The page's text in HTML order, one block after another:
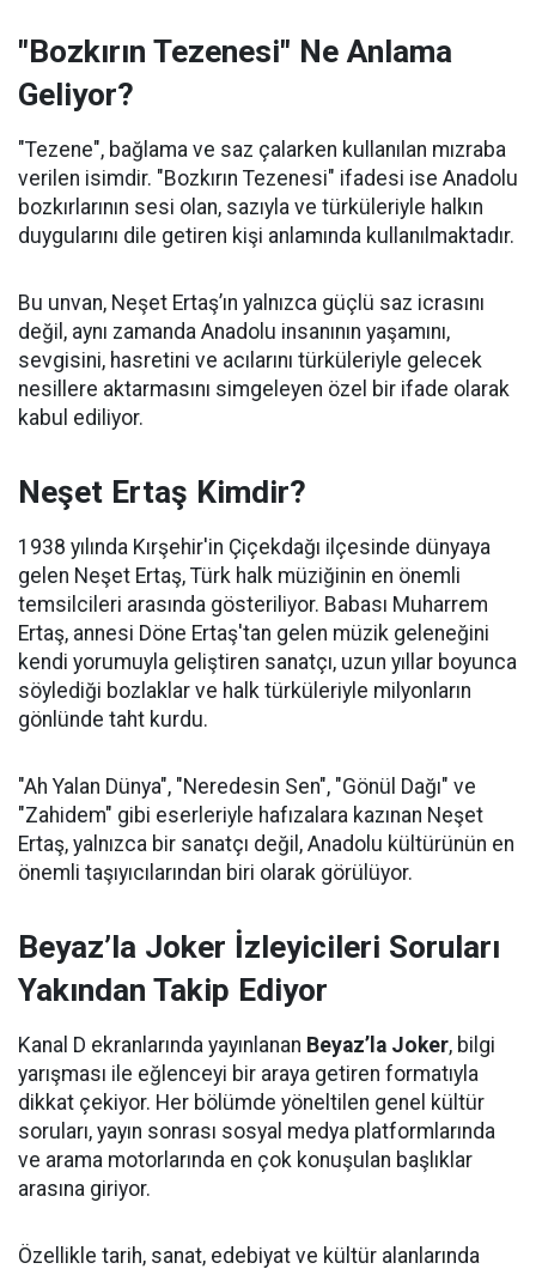
"Bozkırın Tezenesi" Ne Anlama
Geliyor?
"Tezene", bağlama ve saz çalarken kullanılan mızraba
verilen isimdir. "Bozkırın Tezenesi" ifadesi ise Anadolu
bozkırlarının sesi olan, sazıyla ve türküleriyle halkın
duygularını dile getiren kişi anlamında kullanılmaktadır.
Bu unvan, Neşet Ertaş’ın yalnızca güçlü saz icrasını
değil, aynı zamanda Anadolu insanının yaşamını,
sevgisini, hasretini ve acılarını türküleriyle gelecek
nesillere aktarmasını simgeleyen özel bir ifade olarak
kabul ediliyor.
Neşet Ertaş Kimdir?
1938 yılında Kırşehir'in Çiçekdağı ilçesinde dünyaya
gelen Neşet Ertaş, Türk halk müziğinin en önemli
temsilcileri arasında gösteriliyor. Babası Muharrem
Ertaş, annesi Döne Ertaş'tan gelen müzik geleneğini
kendi yorumuyla geliştiren sanatçı, uzun yıllar boyunca
söylediği bozlaklar ve halk türküleriyle milyonların
gönlünde taht kurdu.
"Ah Yalan Dünya", "Neredesin Sen", "Gönül Dağı" ve
"Zahidem" gibi eserleriyle hafızalara kazınan Neşet
Ertaş, yalnızca bir sanatçı değil, Anadolu kültürünün en
önemli taşıyıcılarından biri olarak görülüyor.
Beyaz’la Joker İzleyicileri Soruları
Yakından Takip Ediyor
Kanal D ekranlarında yayınlanan Beyaz’la Joker, bilgi
yarışması ile eğlenceyi bir araya getiren formatıyla
dikkat çekiyor. Her bölümde yöneltilen genel kültür
soruları, yayın sonrası sosyal medya platformlarında
ve arama motorlarında en çok konuşulan başlıklar
arasına giriyor.
Özellikle tarih, sanat, edebiyat ve kültür alanlarında